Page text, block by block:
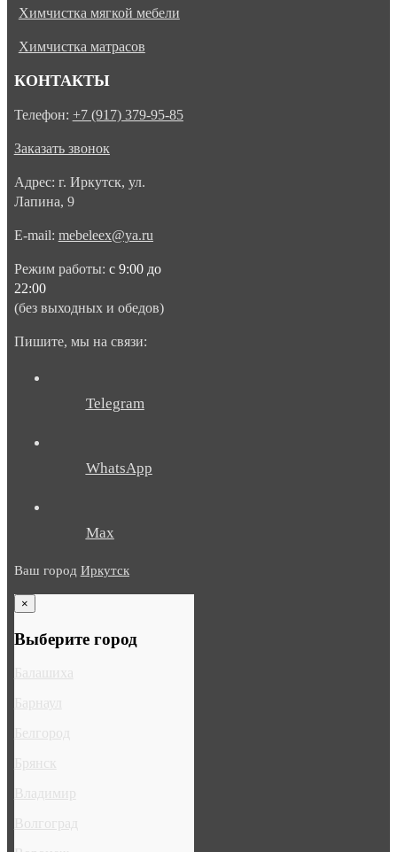
Химчистка мягкой мебели
Химчистка матрасов
КОНТАКТЫ
Телефон: +7 (917) 379-95-85
Заказать звонок
Адрес: г. Иркутск, ул.
Лапина, 9
E-mail: mebeleex@ya.ru
Режим работы: с 9:00 до
22:00
(без выходных и обедов)
Пишите, мы на связи:
Telegram
WhatsApp
Max
Ваш город Иркутск
×
Выберите город
Балашиха
Барнаул
Белгород
Брянск
Владимир
Волгоград